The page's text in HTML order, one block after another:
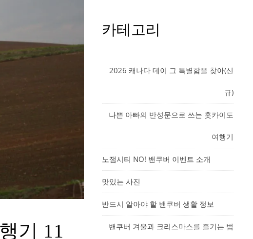
기 11
카테고리
2026 캐나다 데이 그 특별함을 찾아(신
규)
나쁜 아빠의 반성문으로 쓰는 홋카이도
여행기
노잼시티 NO! 밴쿠버 이벤트 소개
맛있는 사진
반드시 알아야 할 밴쿠버 생활 정보
밴쿠버 겨울과 크리스마스를 즐기는 법